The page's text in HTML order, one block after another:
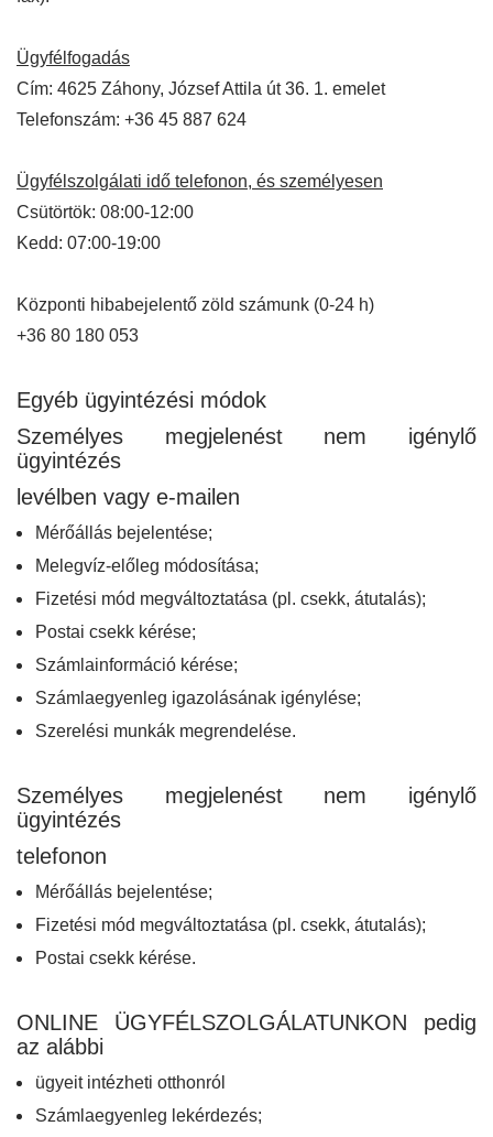
Ügyfélfogadás
Cím: 4625 Záhony, József Attila út 36. 1. emelet
Telefonszám: +36 45 887 624
Ügyfélszolgálati idő telefonon, és személyesen
Csütörtök: 08:00-12:00
Kedd: 07:00-19:00
Központi hibabejelentő zöld számunk (0-24 h)
+36 80 180 053
Egyéb ügyintézési módok
Személyes megjelenést nem igénylő
ügyintézés
levélben vagy e-mailen
Mérőállás bejelentése;
Melegvíz-előleg módosítása;
Fizetési mód megváltoztatása (pl. csekk, átutalás);
Postai csekk kérése;
Számlainformáció kérése;
Számlaegyenleg igazolásának igénylése;
Szerelési munkák megrendelése.
Személyes megjelenést nem igénylő
ügyintézés
telefonon
Mérőállás bejelentése;
Fizetési mód megváltoztatása (pl. csekk, átutalás);
Postai csekk kérése.
ONLINE ÜGYFÉLSZOLGÁLATUNKON pedig
az alábbi
ügyeit intézheti otthonról
Számlaegyenleg lekérdezés;